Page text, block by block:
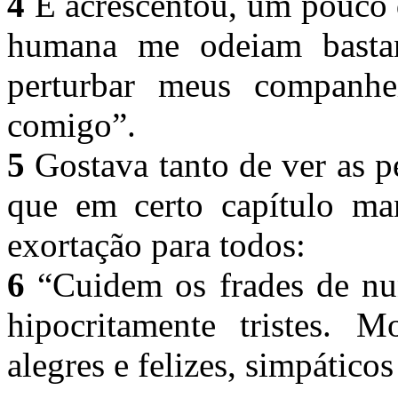
humana me odeiam
perturbar meus
comigo”.
5 Gostava tanto de ver as
que em certo capítulo
exortação para todos:
6 “Cuidem os frades de
hipocritamente tristes.
alegres e felizes,